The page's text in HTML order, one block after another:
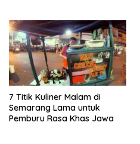
7 Titik Kuliner Malam di
Semarang Lama untuk
Pemburu Rasa Khas Jawa